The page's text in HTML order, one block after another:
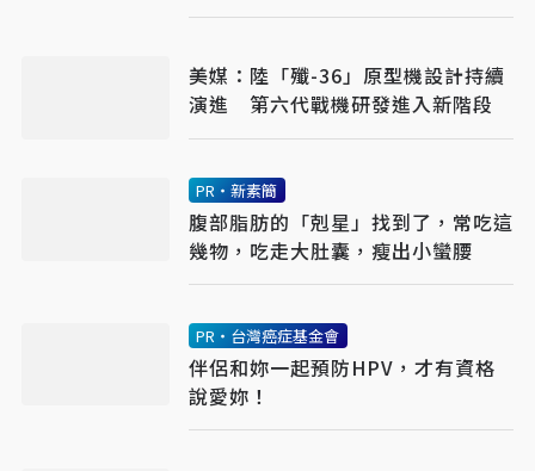
美媒：陸「殲-36」原型機設計持續
演進 第六代戰機研發進入新階段
PR・新素簡
腹部脂肪的「剋星」找到了，常吃這
幾物，吃走大肚囊，瘦出小蠻腰
PR・台灣癌症基金會
伴侶和妳一起預防HPV，才有資格
說愛妳！